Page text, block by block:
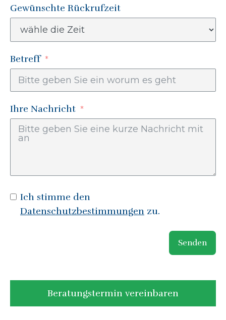
Gewünschte Rückrufzeit
Betreff
Ihre Nachricht
Ich stimme den
Datenschutzbestimmungen zu.
Senden
Beratungstermin vereinbaren